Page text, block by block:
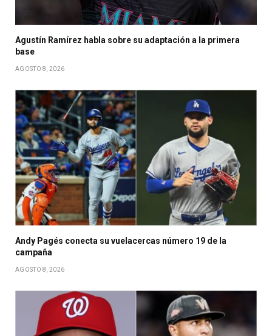
Agustín Ramírez habla sobre su adaptación a la primera
base
AGOSTO 8, 2026
Andy Pagés conecta su vuelacercas número 19 de la
campaña
AGOSTO 8, 2026